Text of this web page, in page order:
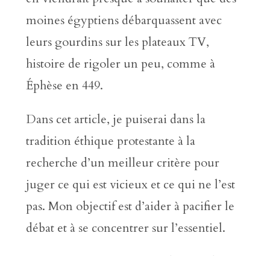
moines égyptiens débarquassent avec
leurs gourdins sur les plateaux TV,
histoire de rigoler un peu, comme à
Éphèse en 449.
Dans cet article, je puiserai dans la
tradition éthique protestante à la
recherche d’un meilleur critère pour
juger ce qui est vicieux et ce qui ne l’est
pas. Mon objectif est d’aider à pacifier le
débat et à se concentrer sur l’essentiel.